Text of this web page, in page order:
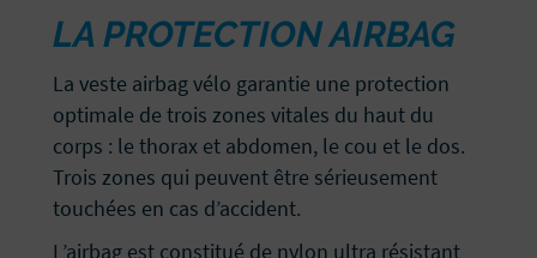
LA PROTECTION AIRBAG
La veste airbag vélo garantie une protection
optimale de trois zones vitales du haut du
corps : le thorax et abdomen, le cou et le dos.
Trois zones qui peuvent être sérieusement
touchées en cas d’accident.
L’airbag est constitué de nylon ultra résistant